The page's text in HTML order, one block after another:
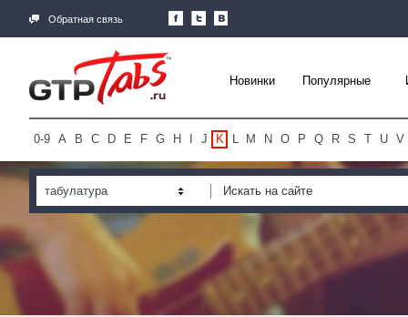
Обратная связь
Новинки Популярные
0-9 A B C D E F G H J K L M N O P Q R S T U V
табулатура